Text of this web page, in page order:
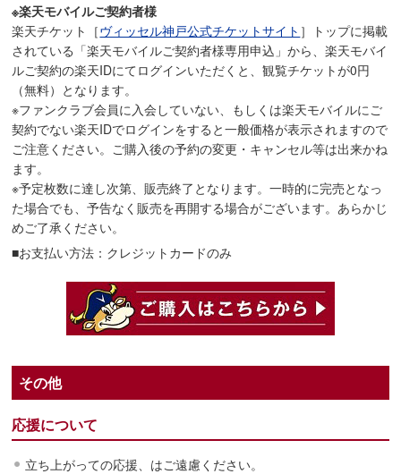
※楽天モバイルご契約者様
楽天チケット［ヴィッセル神戸公式チケットサイト ］トップに掲載
されている「楽天モバイルご契約者様専用申込」から、楽天モバイ
ルご契約の楽天IDにてログインいただくと、観覧チケットが0円
（無料）となります。
※ファンクラブ会員に入会していない、もしくは楽天モバイルにご
契約でない楽天IDでログインをすると一般価格が表示されますので
ご注意ください。ご購入後の予約の変更・キャンセル等は出来かね
ます。
※予定枚数に達し次第、販売終了となります。一時的に完売となっ
た場合でも、予告なく販売を再開する場合がございます。あらかじ
めご了承ください。
■お支払い方法：クレジットカードのみ
その他
応援について
立ち上がっての応援、はご遠慮ください。